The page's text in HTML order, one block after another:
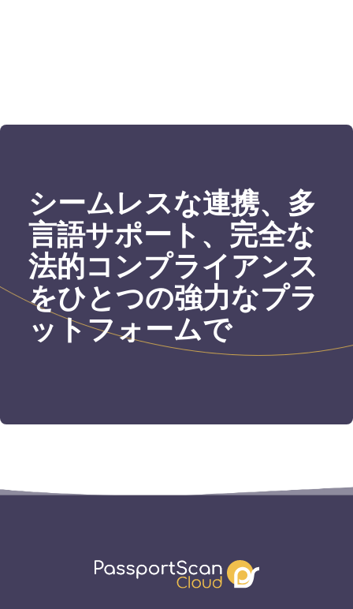
シームレスな連携、多
言語サポート、完全な
法的コンプライアンス
をひとつの強力なプラ
ットフォームで